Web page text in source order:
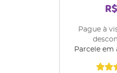
Pague à
Parcele em